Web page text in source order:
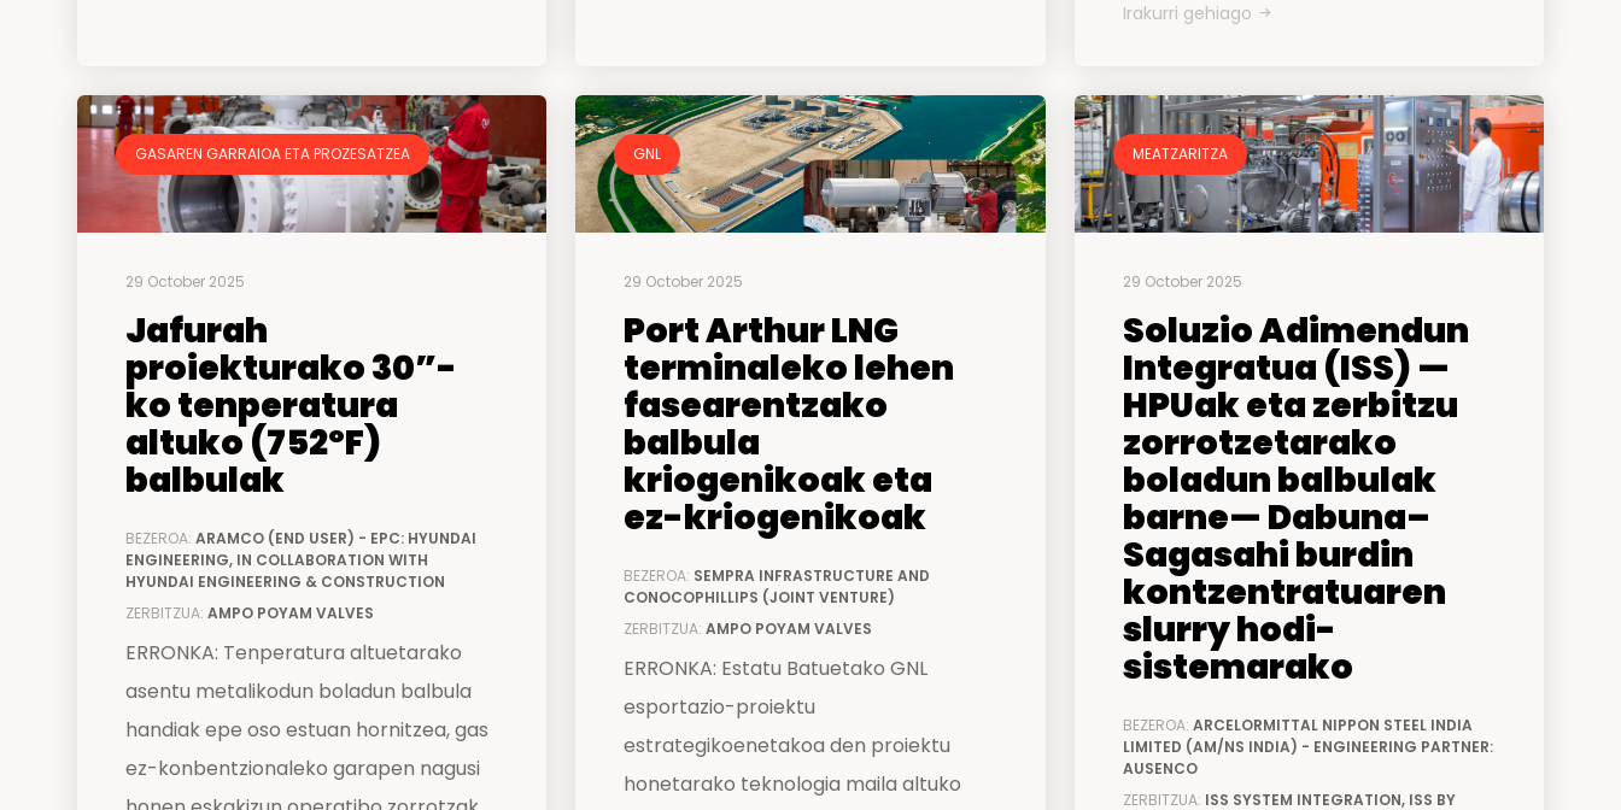
Irakurri gehiago
GASAREN GARRAIOA ETA PROZESATZEA
29 October 2025
Jafurah
proiekturako 30”-
ko tenperatura
altuko (752ºF)
balbulak
BEZEROA: ARAMCO (END USER) - EPC: HYUNDAI
ENGINEERING, IN COLLABORATION WITH
HYUNDAI ENGINEERING & CONSTRUCTION
ZERBITZUA: AMPO POYAM VALVES
ERRONKA: Tenperatura altuetarako
asentu metalikodun boladun balbula
handiak epe oso estuan hornitzea, gas
ez-konbentzionaleko garapen nagusi
GNL
29 October 2025
Port Arthur LNG
terminaleko lehen
fasearentzako
balbula
kriogenikoak eta
ez-kriogenikoak
BEZEROA: SEMPRA INFRASTRUCTURE AND
CONOCOPHILLIPS (JOINT VENTURE)
ZERBITZUA:AMPO POYAM VALVES
ERRONKA: Estatu Batuetako GNL
esportazio-proiektu
estrategikoenetakoa den proiektu
honetarako teknologia maila altuko
MEATZARITZA
29 October 2025
Soluzio Adimendun
Integratua (ISS) —
HPUak eta zerbitzu
zorrotzetarako
boladun balbulak
barne— Dabuna–
Sagasahi burdin
kontzentratuaren
slurry hodi-
sistemarako
BEZEROA: ARCELORMITTAL NIPPON STEEL INDIA
LIMITED (AM/NS INDIA) - ENGINEERING PARTNER:
AUSENCO
ZERBITZUA: ISS SYSTEM INTEGRATION, ISS BY